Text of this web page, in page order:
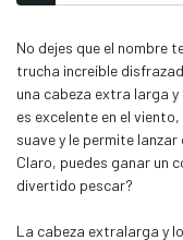
No dejes que el nombre
trucha increíble
una cabeza extra larga
es excelente en el
suave y le permite
Claro, puedes ganar un
divertido pescar?
La cabeza extralarga y